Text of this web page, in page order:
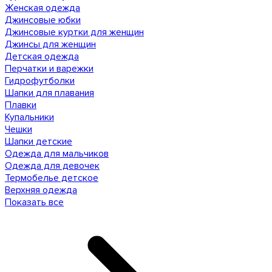
Женская одежда
Джинсовые юбки
Джинсовые куртки для женщин
Джинсы для женщин
Детская одежда
Перчатки и варежки
Гидрофутболки
Шапки для плавания
Плавки
Купальники
Чешки
Шапки детские
Одежда для мальчиков
Одежда для девочек
Термобелье детское
Верхняя одежда
Показать все